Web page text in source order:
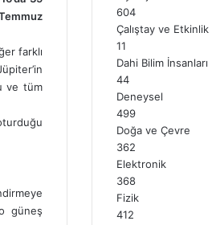
farklı
ve tüm
güneş
604
Çalıştay ve Etkinlik
11
Dahi Bilim İnsanları
44
Deneysel
499
Doğa ve Çevre
362
Elektronik
368
Fizik
412